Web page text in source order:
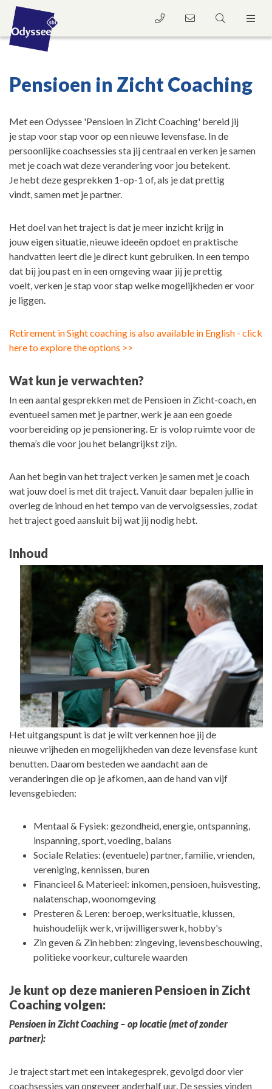
Pensioen in Zicht Coaching
Met een Odyssee 'Pensioen in Zicht Coaching' bereid jij
je stap voor stap voor op een nieuwe levensfase. In de
persoonlijke coachsessies sta jij centraal en verken je samen
met je coach wat deze verandering voor jou betekent.
Je hebt deze gesprekken 1-op-1 of, als je dat prettig
vindt, samen met je partner.
Het doel van het traject is dat je meer inzicht krijg in
jouw eigen situatie, nieuwe ideeën opdoet en praktische
handvatten leert die je direct kunt gebruiken. In een tempo
dat bij jou past en in een omgeving waar jij je prettig
voelt, verken je stap voor stap welke mogelijkheden er voor
je liggen.
Retirement in Sight coaching is also available in English - click
here to explore the options >>
Wat kun je verwachten?
In een aantal gesprekken met de Pensioen in Zicht-coach, en
eventueel samen met je partner, werk je aan een goede
voorbereiding op je pensionering. Er is volop ruimte voor de
thema’s die voor jou het belangrijkst zijn.
Aan het begin van het traject verken je samen met je coach
wat jouw doel is met dit traject. Vanuit daar bepalen jullie in
overleg de inhoud en het tempo van de vervolgsessies, zodat
het traject goed aansluit bij wat jij nodig hebt.
Inhoud
Het uitgangspunt is dat je wilt verkennen hoe jij de
nieuwe vrijheden en mogelijkheden van deze levensfase kunt
benutten. Daarom besteden we aandacht aan de
veranderingen die op je afkomen, aan de hand van vijf
levensgebieden:
Mentaal & Fysiek: gezondheid, energie, ontspanning,
inspanning, sport, voeding, balans
Sociale Relaties: (eventuele) partner, familie, vrienden,
vereniging, kennissen, buren
Financieel & Materieel: inkomen, pensioen, huisvesting,
nalatenschap, woonomgeving
Presteren & Leren: beroep, werksituatie, klussen,
huishoudelijk werk, vrijwilligerswerk, hobby's
Zin geven & Zin hebben: zingeving, levensbeschouwing,
politieke voorkeur, culturele waarden
Je kunt op deze manieren Pensioen in Zicht
Coaching volgen:
Pensioen in Zicht Coaching – op locatie (met of zonder
partner):
Je traject start met een intakegesprek, gevolgd door vier
coachsessies van ongeveer anderhalf uur. De sessies vinden